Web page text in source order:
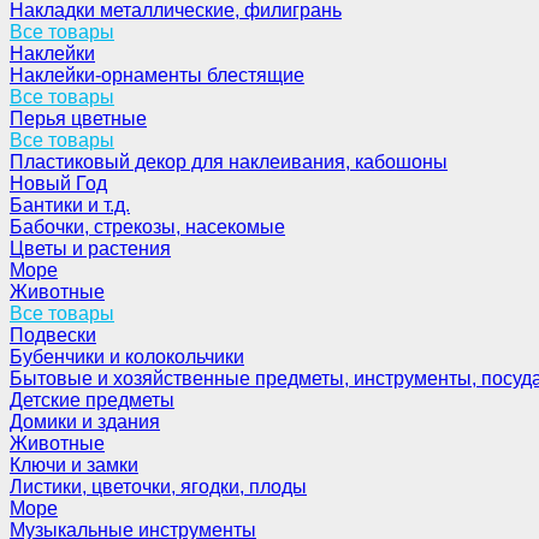
Накладки металлические, филигрань
Все товары
Наклейки
Наклейки-орнаменты блестящие
Все товары
Перья цветные
Все товары
Пластиковый декор для наклеивания, кабошоны
Новый Год
Бантики и т.д.
Бабочки, стрекозы, насекомые
Цветы и растения
Море
Животные
Все товары
Подвески
Бубенчики и колокольчики
Бытовые и хозяйственные предметы, инструменты,
Детские предметы
Домики и здания
Животные
Ключи и замки
Листики, цветочки, ягодки, плоды
Море
Музыкальные инструменты